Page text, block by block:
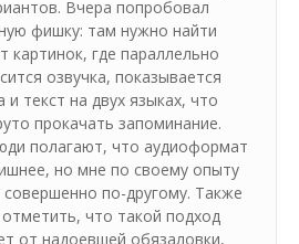
Вчера попробовал
фишку: там нужно найти
картинок, где параллельно
озвучка, показывается
и текст на двух языках, что
прокачать запоминание.
полагают, что аудиоформат
но мне по своему опыту
совершенно по-другому. Также
что такой подход
от надоевшей обязаловки,